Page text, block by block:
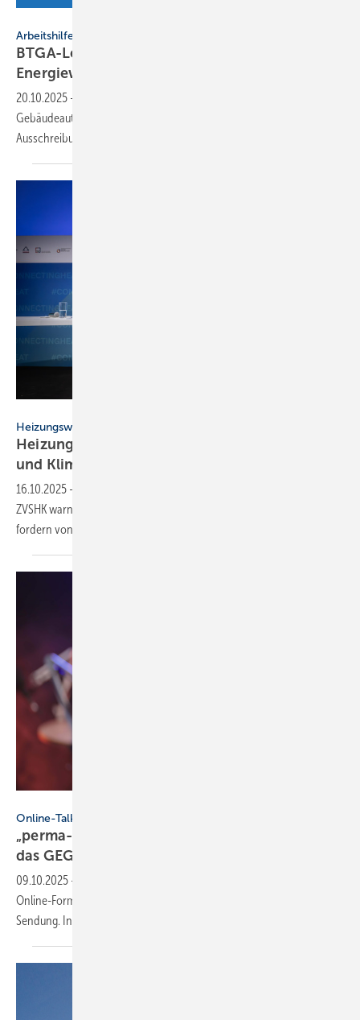
Arbeitshilfe
BTGA-Leitfaden: „Ge­bäu­de­au­to­ma­ti­on und
En­er­gie­wen­de“
20.10.2025 -
Gebäudeautomation von Beginn an sinnvoll in Planung,
Ausschreibung und Betrieb eingebunden werden
Heizungswende
Heizungsbranche schlägt Alarm: Ar­beits­plät­ze
und Kli­ma­zie­le in
16.10.2025 -
ZVSHK warnen vor den Folgen für Wirtschaft und Klimaziele und
fordern von der Politik mehr Dynamik in einem
Online-Talkshow
„perma-talk“: Un­ter­schied­li­che Blick­win­kel auf
das GEG
09.10.2025 -
Online-Formats „perma-talk“ zum Thema Gebäudeenergiegesetz auf
Sendung. Inhalte, Aufzeichnung und